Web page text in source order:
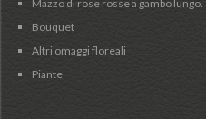
Mazzo di rose rosse a gambo lungo.
Bouquet
Altri omaggi floreali
Piante